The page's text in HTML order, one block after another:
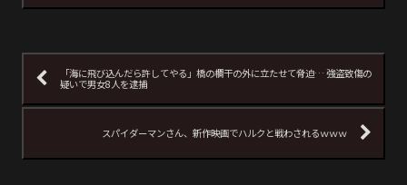
「海に飛び込んだら許してやる」橋の欄干の外に立たせて脅迫… 強盗致傷の
疑いで男女8人を逮捕
スパイダーマンさん、新作映画でハルクと戦わされるｗｗｗ